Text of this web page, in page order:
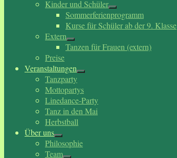
Kinder und Schüler
Sommerferienprogramm
Kurse für Schüler ab der 9. Klasse
Extern
Tanzen für Frauen (extern)
Preise
Veranstaltungen
Tanzparty
Mottopartys
Linedance-Party
Tanz in den Mai
Herbstball
Über uns
Philosophie
Team